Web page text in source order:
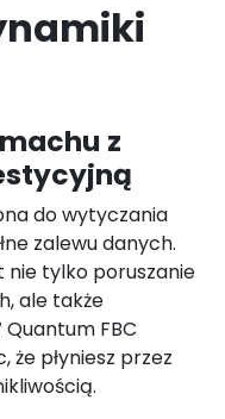
z
do wytyczania
zalewu danych.
nie tylko poruszanie
ale także
FBC
płyniesz przez